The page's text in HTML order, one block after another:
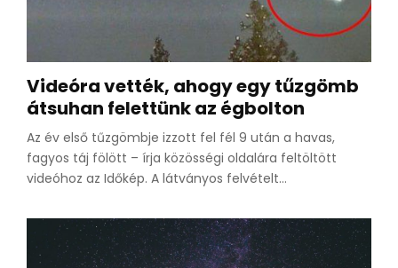
Videóra vették, ahogy egy tűzgömb
átsuhan felettünk az égbolton
Az év első tűzgömbje izzott fel fél 9 után a havas,
fagyos táj fölött – írja közösségi oldalára feltöltött
videóhoz az Időkép. A látványos felvételt...